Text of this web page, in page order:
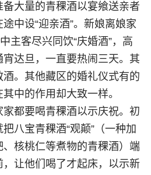
大量的青稞酒以宴飨送亲者
中设“迎亲酒”。新娘离娘家
主客尽兴同饮“庆婚酒”，高
达旦，一直要热闹三天。其
。其他藏区的婚礼仪式有的
中的作用却大致一样。
都要喝青稞酒以示庆祝。初
八宝青稞酒“观颠”（一种加
核桃仁等煮物的青稞酒）端
让他们喝了才起床，以示新